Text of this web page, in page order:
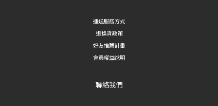
運送服務方式
退換貨政策
好友推薦計畫
會員權益說明
聯絡我們